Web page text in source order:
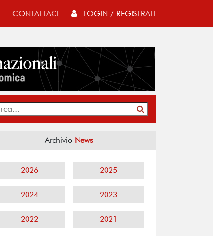
CONTATTACI LOGIN / REGISTRATI
Archivio News
2026 2025
2024 2023
2022 2021